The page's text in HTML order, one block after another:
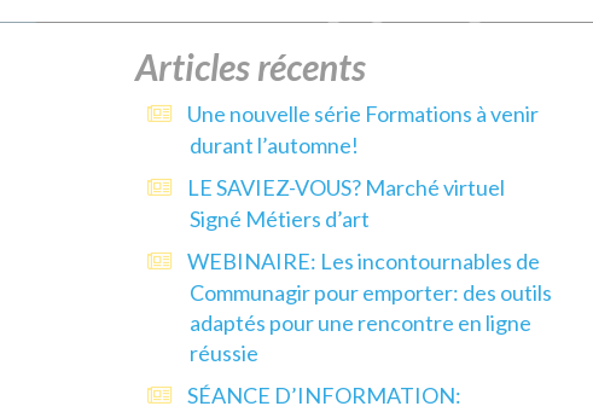
Articles récents
Une nouvelle série Formations à venir
durant l’automne!
LE SAVIEZ-VOUS? Marché virtuel
Signé Métiers d’art
WEBINAIRE: Les incontournables de
Communagir pour emporter: des outils
adaptés pour une rencontre en ligne
réussie
SÉANCE D’INFORMATION: